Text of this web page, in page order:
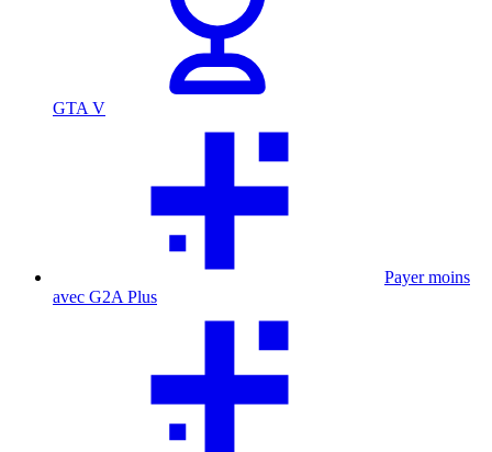
GTA V
Payer moins
avec G2A Plus